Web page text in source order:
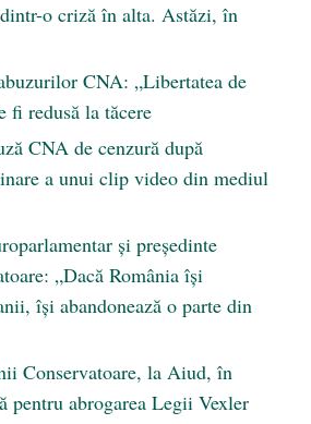
o criză în alta. Astăzi, în
CNA: „Libertatea de
fi redusă la tăcere
CNA de cenzură după
a unui clip video din mediul
și președinte
„Dacă România își
își abandonează o parte din
Conservatoare, la Aiud, în
pentru abrogarea Legii Vexler